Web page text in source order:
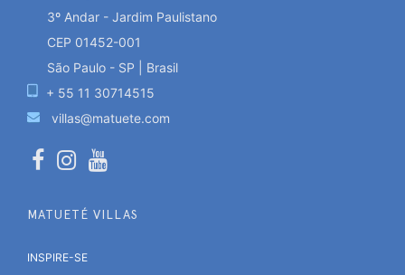
3º Andar - Jardim Paulistano
CEP 01452-001
São Paulo - SP | Brasil
+ 55 11 30714515
villas@matuete.com
MATUETÉ VILLAS
INSPIRE-SE